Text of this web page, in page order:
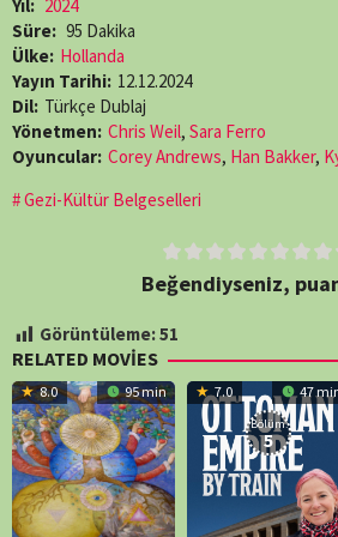
Yıl: 2024
Süre: 95 Dakika
Ülke: Hollanda
Yayın Tarihi: 12.12.2024
Dil: Türkçe Dublaj
Yönetmen: Chris Weil, Sara Ferro
Oyuncular: Corey Andrews, Han Bakker,
Gezi-Kültür Belgeselleri
Beğendiyseniz,
Görüntüleme:51
RELATED MOVIES
8.0 95 min 7.0 47
Bölüm:
5